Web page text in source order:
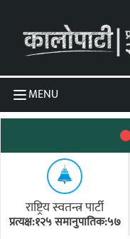
MENU
राष्ट्रिय स्वतन्त्र पार्टी
प्रत्यक्ष:१२५ समानुपातिक:५७